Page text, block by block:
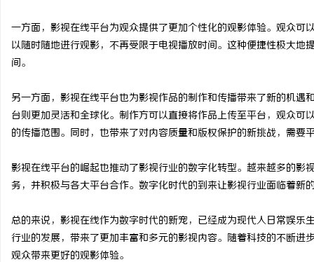
一方面，影视在线平台为观众提供了更加个性化的观影体验。观众
以随时随地进行观影，不再受限于电视播放时间。这种便捷性极大
间。
另一方面，影视在线平台也为影视作品的制作和传播带来了新的机
台则更加灵活和全球化。制作方可以直接将作品上传至平台，观众
的传播范围。同时，也带来了对内容质量和版权保护的新挑战，需要
影视在线平台的崛起也推动了影视行业的数字化转型。越来越多的
务，并积极与各大平台合作。数字化时代的到来让影视行业面临着新
总的来说，影视在线作为数字时代的新宠，已经成为现代人日常娱
行业的发展，带来了更加丰富和多元的影视内容。随着科技的不断
观众带来更好的观影体验。